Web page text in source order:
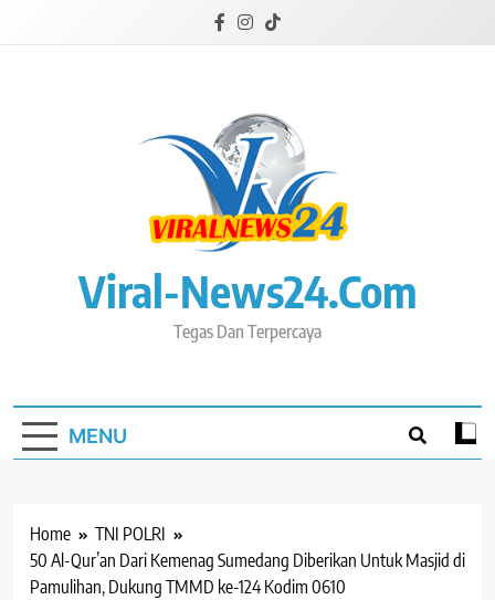
Viral-News24.com
Tegas Dan Terpercaya
MENU
Home
TNI POLRI
50 Al-Qur’an Dari Kemenag Sumedang Diberikan Untuk Masjid di
Pamulihan, Dukung TMMD ke-124 Kodim 0610